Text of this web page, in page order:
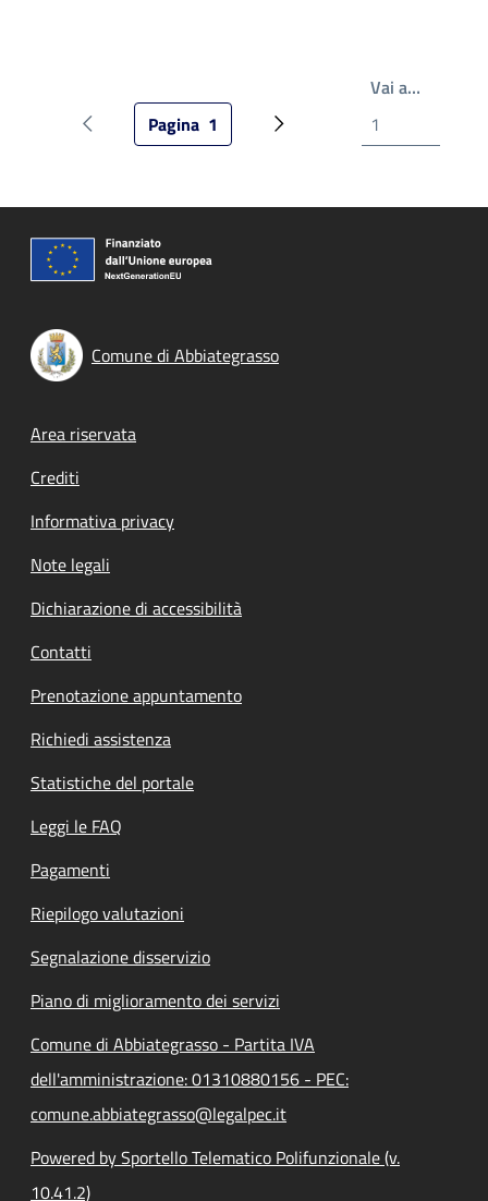
Pagina precedentePagina attuale
Pagina 1 Pagina successiva
Vai a…
Comune di Abbiategrasso
Footer menu
Area riservata
Crediti
Informativa privacy
Note legali
Dichiarazione di accessibilità
Contatti
Prenotazione appuntamento
Richiedi assistenza
Statistiche del portale
Leggi le FAQ
Pagamenti
Riepilogo valutazioni
Segnalazione disservizio
Piano di miglioramento dei servizi
Comune di Abbiategrasso - Partita IVA
dell'amministrazione: 01310880156 - PEC:
comune.abbiategrasso@legalpec.it
Powered by Sportello Telematico Polifunzionale (v.
10.41.2)